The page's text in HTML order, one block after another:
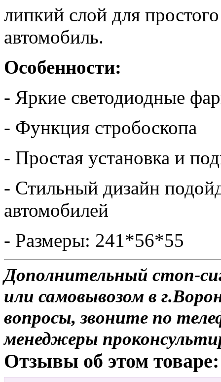
липкий слой для
автомобиль.
Особенности:
- Яркие светодиодные
- Функция стробоскопа
- Простая установка и
- Стильный дизайн
автомобилей
- Размеры: 241*56*55
Дополнительный стоп-
или самовывозом в
вопросы, звоните по
менеджеры
Отзывы об этом товаре: